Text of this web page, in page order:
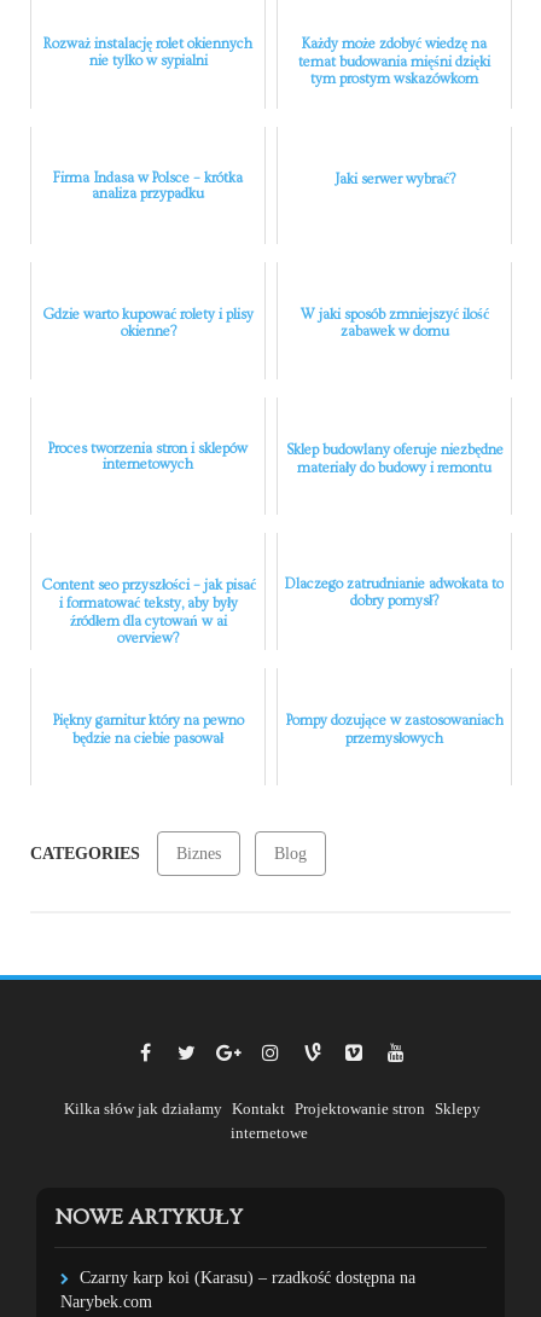
Rozważ instalację rolet okiennych
nie tylko w sypialni
Każdy może zdobyć wiedzę na
temat budowania mięśni dzięki
tym prostym wskazówkom
Firma Indasa w Polsce – krótka
analiza przypadku
Jaki serwer wybrać?
Gdzie warto kupować rolety i plisy
okienne?
W jaki sposób zmniejszyć ilość
zabawek w domu
Proces tworzenia stron i sklepów
internetowych
Sklep budowlany oferuje niezbędne
materiały do budowy i remontu
Content seo przyszłości – jak pisać
i formatować teksty, aby były
źródłem dla cytowań w ai
overview?
Dlaczego zatrudnianie adwokata to
dobry pomysł?
Piękny garnitur który na pewno
będzie na ciebie pasował
Pompy dozujące w zastosowaniach
przemysłowych
CATEGORIES Biznes Blog
Kilka słów jak działamy Kontakt Projektowanie stron Sklepy
internetowe
NOWE ARTYKUŁY
Czarny karp koi (Karasu) – rzadkość dostępna na
Narybek.com